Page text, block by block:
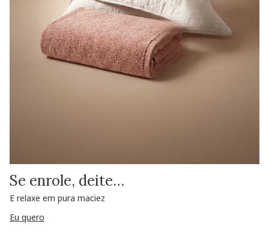
Se enrole, deite…
E relaxe em pura maciez
Eu quero